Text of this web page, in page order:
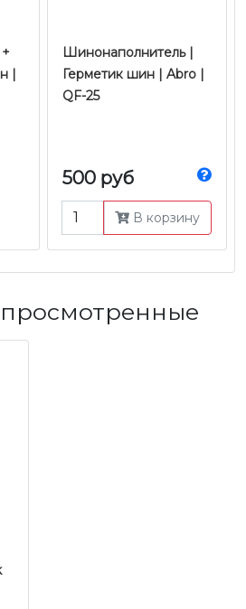
|
Шинонаполнитель |
Герметик шин | Abro |
QF-25
500 руб
В корзину